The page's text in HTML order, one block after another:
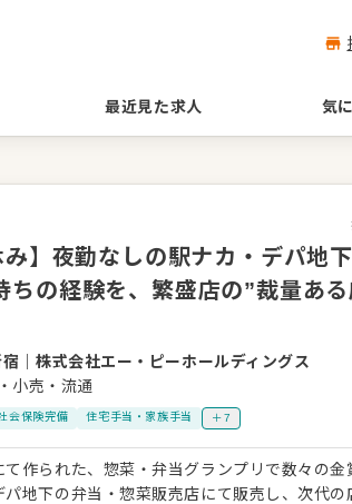
最近見た求人 気
】夜勤なしの駅ナカ・デパ地
ちの経験を、繁盛店の”裁量あ
｜株式会社エー・ピーホールディングス
小売・流通
会保険完備 住宅手当・家族手当 ＋7
て作られた、惣菜・弁当グランプリで数々の
地下の弁当・惣菜販売店にて販売し、次代の